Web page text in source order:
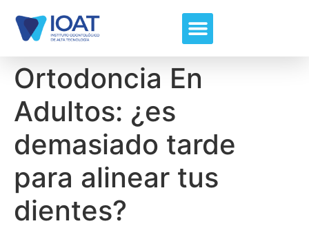
Ortodoncia En
Adultos: ¿es
demasiado tarde
para alinear tus
dientes?